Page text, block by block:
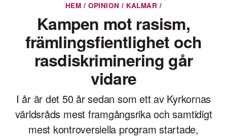
HEM / OPINION / KALMAR /
Kampen mot rasism,
främlingsfientlighet och
rasdiskriminering går
vidare
I år är det 50 år sedan som ett av Kyrkornas
världsråds mest framgångsrika och samtidigt
mest kontroversiella program startade,